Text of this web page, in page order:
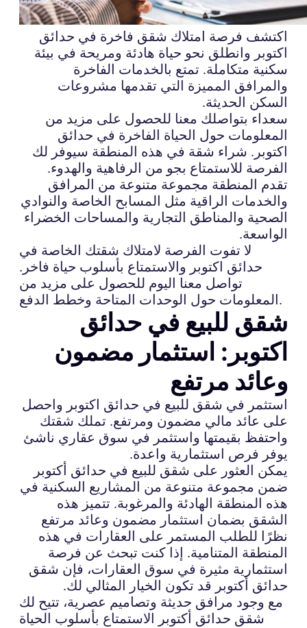
اكتشف فرصة امتلاك شقق فاخرة في حدائق
اكتوبر وانطلق نحو حياة هادئة ومريحة في بيئة
سكنية متكاملة. تمتع بالخدمات الفاخرة
والمرافق المميزة التي تقدمها مشروعات
السكن الحديثة.
سعداء بتواصلك معنا للحصول على مزيد من
المعلومات حول الحياة الفاخرة في حدائق
اكتوبر. شراء شقة في هذه المنطقة سيوفر لك
الفرصة للاستمتاع بجو من الرفاهية والهدوء.
تقدم المنطقة مجموعة متنوعة من المرافق
والخدمات الراقية مثل المسابح الخاصة والنوادي
الصحية والمناطق التجارية والمساحات الخضراء
الواسعة.
لا تفوت الفرصة لامتلاك شقتك الخاصة في
حدائق اكتوبر والاستمتاع بأسلوب حياة فاخر.
تواصل معنا اليوم للحصول على مزيد من
المعلومات حول الوحدات المتاحة وخطط الدفع.
شقق للبيع في حدائق
اكتوبر: استثمار مضمون
وعائد مرتفع
استثمر في شقق للبيع في حدائق اكتوبر واحصل
على عائد مالي مضمون ومرتفع. تملك شقتك
واحتفظ بقيمتها واستثمر في سوق عقاري ناشئ
يوفر فرص استثمارية واعدة.
يمكن العثور على شقق للبيع في حدائق أكتوبر
ضمن مجموعة متنوعة من المشاريع السكنية في
هذه المنطقة الهادئة والمرغوبة. تتميز هذه
الشقق بضمان استثمار مضمون وعائد مرتفع
نظرًا للطلب المستمر على العقارات في هذه
المنطقة المتنامية. إذا كنت تبحث عن فرصة
استثمارية مثيرة في سوق العقارات، فإن شقق
حدائق أكتوبر قد تكون الخيار المثالي لك.
مع وجود مرافق حديثة وتصاميم عصرية، تتيح لك
شقق حدائق أكتوبر الاستمتاع بأسلوب الحياة